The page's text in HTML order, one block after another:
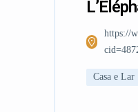
https://
Casa e Lar